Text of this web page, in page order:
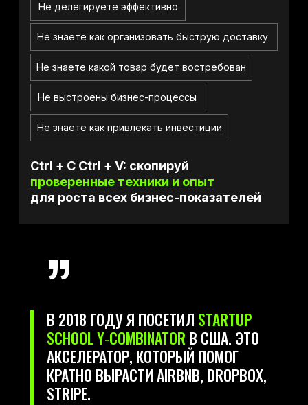
Не знаете как организовать быструю доставку
Не знаете какой товар будет востребован
Не делегируете эффективно
Не выстроены бизнес-процессы
Не знаете как привлекать инвестиции
Ctrl + C Ctrl + V: скопируй
проверенные техники и опыт
для роста всех бизнес-показателей
”
В 2018 ГОДУ Я ПОСЕТИЛ STARTUP
SCHOOL Y‑COMBINATOR В США. ЭТО
АКСЕЛЕРАТОР, КОТОРЫЙ ПОМОГ
КРАТНО ВЫРАСТИ AIRBNB, DROPBOX,
STRIPE.